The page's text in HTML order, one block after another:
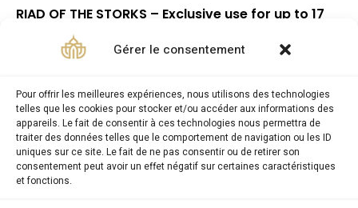
Gérer le consentement
Pour offrir les meilleures expériences, nous utilisons des technologies
telles que les cookies pour stocker et/ou accéder aux informations des
appareils. Le fait de consentir à ces technologies nous permettra de
traiter des données telles que le comportement de navigation ou les ID
uniques sur ce site. Le fait de ne pas consentir ou de retirer son
consentement peut avoir un effet négatif sur certaines caractéristiques
et fonctions.
RIAD OF THE STORKS – Exclusive use for up to 17
Note globale
▼Rapport qualité/prix